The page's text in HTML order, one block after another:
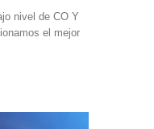
nivel de CO Y
el mejor